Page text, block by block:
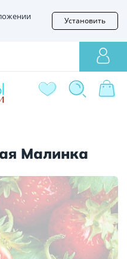
Установить
Малинка